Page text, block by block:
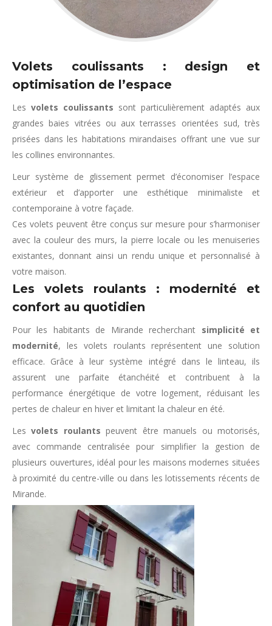
Volets coulissants : design et
optimisation de l’espace
Les volets coulissants sont particulièrement adaptés aux
grandes baies vitrées ou aux terrasses orientées sud, très
prisées dans les habitations mirandaises offrant une vue sur
les collines environnantes.
Leur système de glissement permet d’économiser l’espace
extérieur et d’apporter une esthétique minimaliste et
contemporaine à votre façade.
Ces volets peuvent être conçus sur mesure pour s’harmoniser
avec la couleur des murs, la pierre locale ou les menuiseries
existantes, donnant ainsi un rendu unique et personnalisé à
votre maison.
Les volets roulants : modernité et
confort au quotidien
Pour les habitants de Mirande recherchant simplicité et
modernité, les volets roulants représentent une solution
efficace. Grâce à leur système intégré dans le linteau, ils
assurent une parfaite étanchéité et contribuent à la
performance énergétique de votre logement, réduisant les
pertes de chaleur en hiver et limitant la chaleur en été.
Lesvolets roulants peuvent être manuels ou motorisés,
avec commande centralisée pour simplifier la gestion de
plusieurs ouvertures, idéal pour les maisons modernes situées
à proximité du centre-ville ou dans les lotissements récents de
Mirande.